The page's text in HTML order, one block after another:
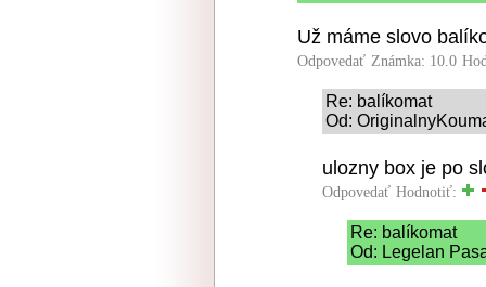
Už máme slovo
Odpovedať Známka: 10.0
Re: balíkomat
Od:
ulozny box je po
Odpovedať Hodnotiť:
Re: balíkomat
Od: Legelan